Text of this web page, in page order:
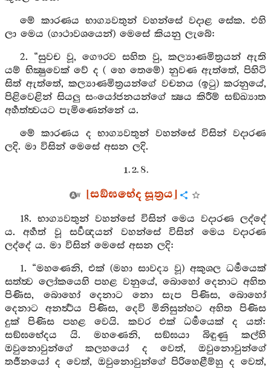
මේ කාරණය භාග්‍යවතුන් වහන්සේ වදාළ සේක. එහි
ලා මෙය (ගාථාවශයෙන්) මෙසේ කියනු ලැබේ:
2. “සුවච වූ, ගෞරව සහිත වු, කල්‍යාණමිත්‍රයන් ඇති
යම් භික්‍ෂුවෙක් වේ ද ( හෙ තෙමේ) නුවණ ඇත්තේ, පිහිටි
සිත් ඇත්තේ, කල්‍යාණමිත්‍රයන්ගේ වචනය (ඉටු) කරනුයේ,
පිළිවෙළින් සියලු සංයෝජනයන්ගේ ක්‍ෂය කිරීම් සඞ්ඛ්‍යාත
අර්‍හත්ත්‍වයට පැමිණෙන්නේ ය.
මේ කාරණය ද භාග්‍යවතුන් වහන්සේ විසින් වදාරණ
ලදි. මා විසින් මෙසේ අසන ලදි.
1. 2. 8.
[සඞ්ඝභේද සූත්‍රය]
18. භාග්‍යවතුන් වහන්සේ විසින් මෙය වදාරණ ලද්දේ
ය. අර්‍හත් වූ සර්‍වඥයන් වහන්සේ විසින් මෙය වදාරණ
ලද්දේ ය. මා විසින් මෙසේ අසන ලදි:
1. “මහණෙනි, එක් (මහා සාවද්‍ය වූ) අකුශල ධර්‍මයෙක්
සත්ත්‍ව ලෝකයෙහි පහළ වනුයේ, බොහෝ දෙනාට අහිත
පිණිස, බොහෝ දෙනාට නො සැප පිණිස, බොහෝ
දෙනාට අනර්‍ත්‍ථය පිණිස, දෙවි මිනිසුන්හට අහිත පිණිස
දුක් පිණිස පහළ වෙයි. කවර එක් ධර්‍මයෙක් ද යත්:
සඞ්ඝභේදය යි. මහණෙනි, සඞ්ඝයා බිඳුණු කල්හි
ඔවුනොවුන්ගේ කලහයෝ ද වෙත්, ඔවුනොවුන්ගේ
තර්‍ජනයෝ ද වෙත්, ඔවුනොවුන්ගේ පිරිහෙළීම්හු ද වෙත්,